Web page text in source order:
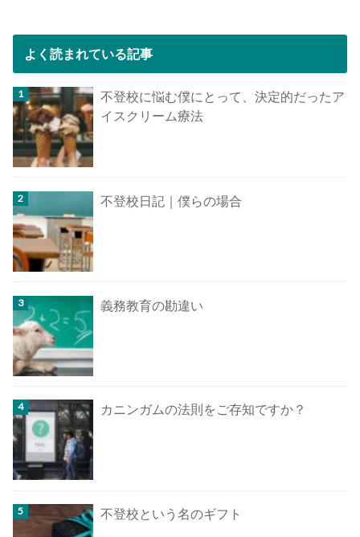
よく読まれている記事
不登校に悩む僕にとって、決定的だったア
イスクリーム療法
不登校日記｜僕らの場合
義務教育の勘違い
カニンガムの法則をご存知ですか？
不登校という名のギフト